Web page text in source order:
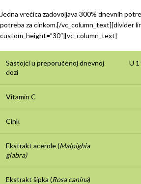
Jedna vrećica zadovoljava 300% dnevnih
potreba za cinkom.[/vc_column_text][divider
custom_height=”30″][vc_column_text]
Sastojci u preporučenoj dnevnoj
dozi
U
Vitamin C
Cink
Ekstrakt acerole (Malpighia
glabra)
Ekstrakt šipka (Rosa canina)